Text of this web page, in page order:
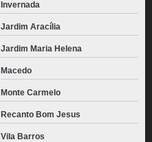
Invernada
Jardim Aracília
Jardim Maria Helena
Macedo
Monte Carmelo
Recanto Bom Jesus
Vila Barros